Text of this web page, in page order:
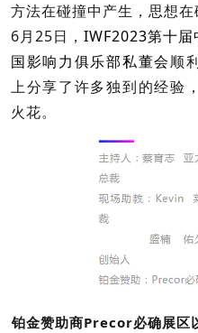
方法在碰撞中产生，思想在
6月25日， IWF2023第十届
国影响力俱乐部私董会顺
上分享了许多独到的经验
火花。
铂金赞助商Precor必确展区